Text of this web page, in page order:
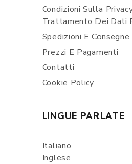
Condizioni Sulla
Trattamento Dei Dati
Spedizioni E Consegne
Prezzi E Pagamenti
Contatti
Cookie Policy
LINGUE PARLATE
Italiano
Inglese